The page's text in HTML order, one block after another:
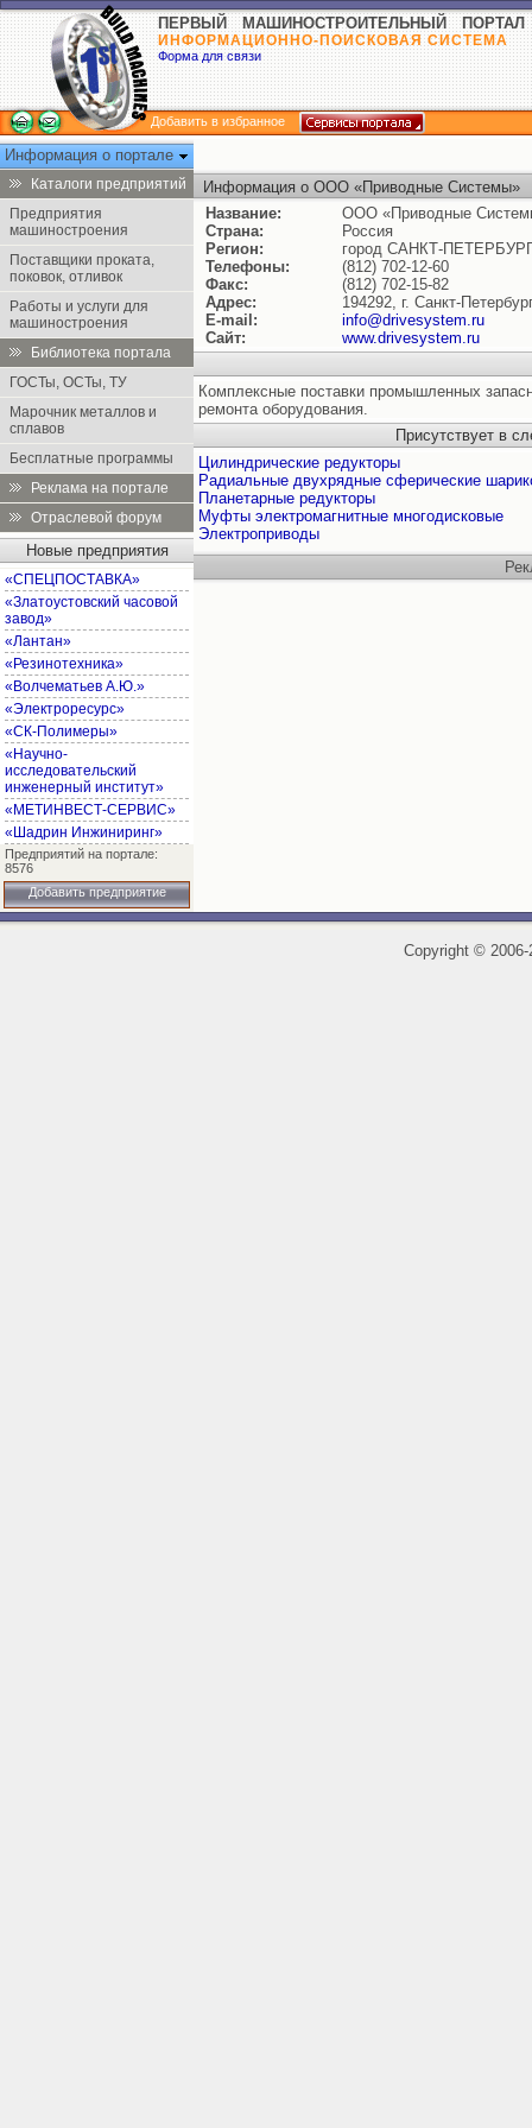
ПЕРВЫЙ МАШИНОСТРОИТЕЛЬНЫЙ ПОРТАЛ
ИНФОРМАЦИОННО-ПОИСКОВАЯ СИСТЕМА
Форма для связи
Добавить в избранное
Информация о портале
Каталоги предприятий
Предприятия
машиностроения
Поставщики проката,
поковок, отливок
Работы и услуги для
машиностроения
Библиотека портала
ГОСТы, ОСТы, ТУ
Марочник металлов и
сплавов
Бесплатные программы
Реклама на портале
Отраслевой форум
Новые предприятия
«СПЕЦПОСТАВКА»
«Златоустовский часовой
завод»
«Лантан»
«Резинотехника»
«Волчематьев А.Ю.»
«Электроресурс»
«СК-Полимеры»
«Научно-
исследовательский
инженерный институт»
«МЕТИНВЕСТ-СЕРВИС»
«Шадрин Инжиниринг»
Предприятий на портале:
8576
Добавить предприятие
Информация о ООО «Приводные Системы»
Название:
ООО «Приводные
Страна:
Россия
Регион:
город САНКТ-
Телефоны:
(812) 702-12-60
Факс:
(812) 702-15-82
Адрес:
194292, г. Санкт-
E-mail:
info@drivesystem.ru
Сайт:
www.drivesystem.ru
Комплексные поставки промышленных
ремонта оборудования.
Присутствует в
Цилиндрические редукторы
Радиальные двухрядные сферические
Планетарные редукторы
Муфты электромагнитные многодисковые
Электроприводы
Copyright ©